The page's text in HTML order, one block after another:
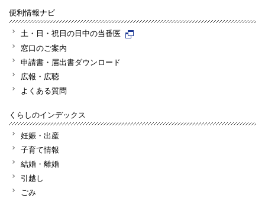
便利情報ナビ
土・日・祝日の日中の当番医
窓口のご案内
申請書・届出書ダウンロード
広報・広聴
よくある質問
くらしのインデックス
妊娠・出産
子育て情報
結婚・離婚
引越し
ごみ